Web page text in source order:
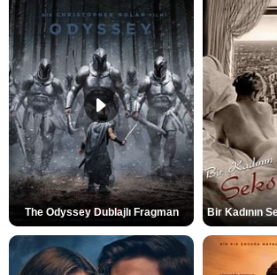
The Odyssey Dublajlı Fragman